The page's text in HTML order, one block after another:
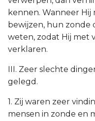
kennen. Wanneer Hij
bewijzen, hun zonde
weten, zodat Hij met
verklaren.
III. Zeer slechte
gelegd.
1. Zij waren zeer
mensen in zonde en